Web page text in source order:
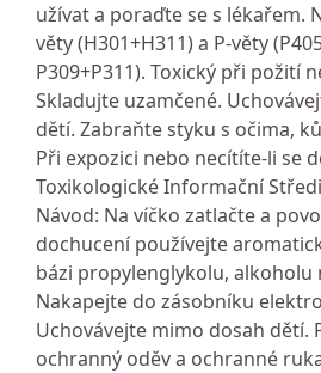
užívat a poraďte se s lékařem.
věty (H301+H311) a P-věty
P309+P311). Toxický při požití
Skladujte uzamčené.
dětí. Zabraňte styku s očima,
Při expozici nebo necítíte-li se
Toxikologické Informační
Návod: Na víčko zatlačte a
dochucení používejte
bázi propylenglykolu, alkoholu
Nakapejte do zásobníku
Uchovávejte mimo dosah dětí.
ochranný oděv a ochranné